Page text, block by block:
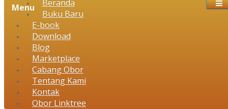
Menu
Beranda
Buku Baru
E-book
Download
Blog
Marketplace
Cabang Obor
Tentang Kami
Kontak
Obor Linktree